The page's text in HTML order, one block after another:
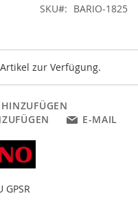
SKU
BARIO-1825
zur Verfügung.
E-MAIL